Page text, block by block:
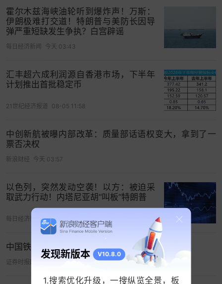
万/㎡以上！
唐镇这次的宅地位于“上海金城”控规红线内，是该单
元内的首发住宅。根据规划，“上海金城”功能定位为
依托沈沙港、中心河打造特色蓝绿空间“十字绿轴”，
构建连续滨水慢行网络和社区中心，形成丰富多
样、有活力的水岸空间。重点优化公共服务设施和
质提升类公共服务设施。用地规模约110公顷，总建
设规模约115万平方米。
霍尔木兹海峡油轮听到爆炸声！万斯：
伊朗极难打交道！特朗普与美防长因导
弹严重短缺发生争执？白宫辟谣
每日经济新闻 今天 03:43
汇丰超六成利润源自香港市场，下半年
计划推出首批稳定币
21世纪经济报道 08-05 11:58
中创新航被曝内部改革：质量部话语权变大，拿到了一
票否决权
新浪财经 今天 03:57
以色列，突然发动空袭！以方：被迫采
取武力行动！内塔尼亚胡“叫板”特朗普
每日经济新闻 08-05 16:34
中国铁建等在新疆成立智行交通科技公司
证券时报网
发现新版本 V10.8.0
1.搜索优化升级，一搜纵览全景，板